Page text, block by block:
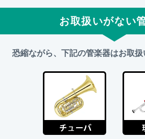
お取扱いがない
恐縮ながら、下記の管楽器はお取扱